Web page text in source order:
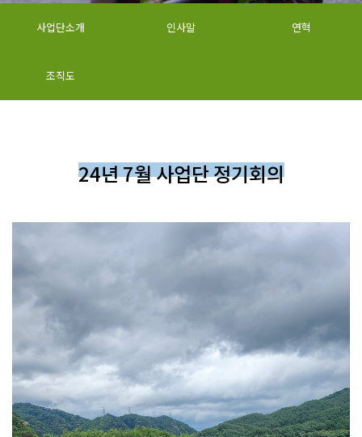
사업단소개 인사말 연혁
조직도
24년 7월 사업단 정기회의